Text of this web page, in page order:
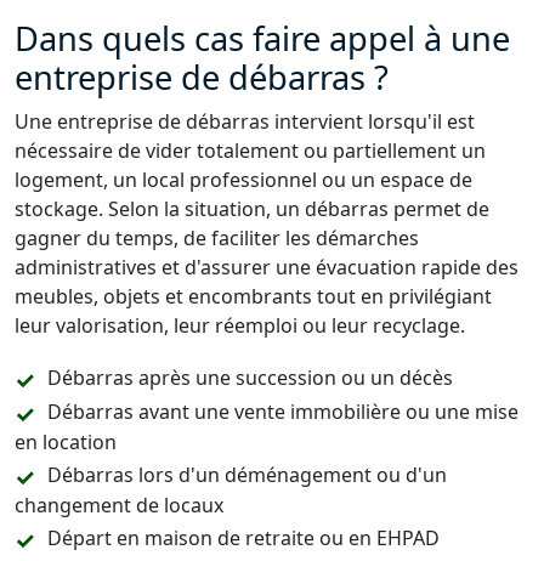
Dans quels cas faire appel à une
entreprise de débarras ?
Une entreprise de débarras intervient lorsqu'il est
nécessaire de vider totalement ou partiellement un
logement, un local professionnel ou un espace de
stockage. Selon la situation, un débarras permet de
gagner du temps, de faciliter les démarches
administratives et d'assurer une évacuation rapide des
meubles, objets et encombrants tout en privilégiant
leur valorisation, leur réemploi ou leur recyclage.
Débarras après une succession ou un décès
Débarras avant une vente immobilière ou une mise
en location
Débarras lors d'un déménagement ou d'un
changement de locaux
Départ en maison de retraite ou en EHPAD